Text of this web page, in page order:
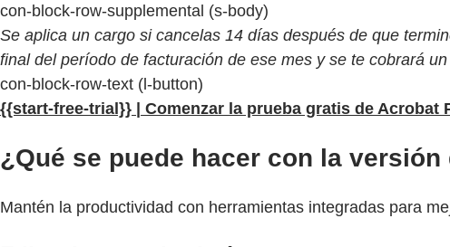
con-block-row-supplemental (s-body)
Se aplica un cargo si cancelas 14 días después de que
final del período de facturación de ese mes y se te cobrará
con-block-row-text (l-button)
{{start-free-trial}} | Comenzar la prueba gratis de Acrobat
¿Qué se puede hacer con la
Mantén la productividad con herramientas integradas para